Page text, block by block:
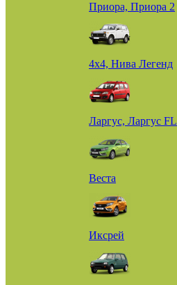
Приора, Приора 2
4х4, Нива Легенд
Ларгус, Ларгус FL
Веста
Иксрей